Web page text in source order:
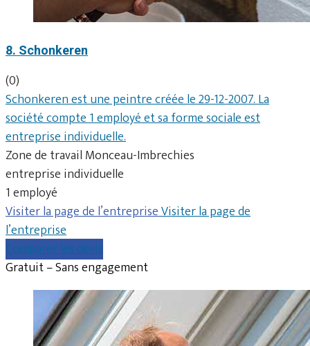
8. Schonkeren
(0)
Schonkeren est une peintre créée le 29-12-2007. La
société compte 1 employé et sa forme sociale est
entreprise individuelle.
Zone de travail Monceau-Imbrechies
entreprise individuelle
1 employé
Visiter la page de l’entrepriseVisiter la page de
l’entreprise
Comparer les devis
Gratuit – Sans engagement